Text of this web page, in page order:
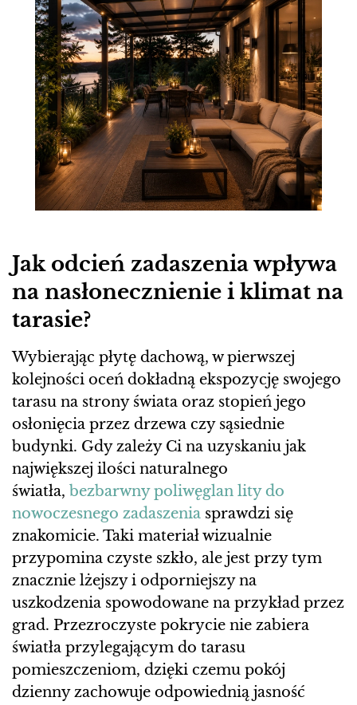
Jak odcień zadaszenia wpływa
na nasłonecznienie i klimat na
tarasie?
Wybierając płytę dachową, w pierwszej
kolejności oceń dokładną ekspozycję swojego
tarasu na strony świata oraz stopień jego
osłonięcia przez drzewa czy sąsiednie
budynki. Gdy zależy Ci na uzyskaniu jak
największej ilości naturalnego
światła, bezbarwny poliwęglan lity do
nowoczesnego zadaszenia sprawdzi się
znakomicie. Taki materiał wizualnie
przypomina czyste szkło, ale jest przy tym
znacznie lżejszy i odporniejszy na
uszkodzenia spowodowane na przykład przez
grad. Przezroczyste pokrycie nie zabiera
światła przylegającym do tarasu
pomieszczeniom, dzięki czemu pokój
dzienny zachowuje odpowiednią jasność